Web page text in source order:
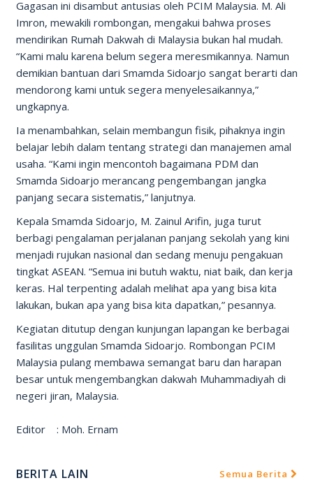
Gagasan ini disambut antusias oleh PCIM Malaysia. M. Ali
Imron, mewakili rombongan, mengakui bahwa proses
mendirikan Rumah Dakwah di Malaysia bukan hal mudah.
“Kami malu karena belum segera meresmikannya. Namun
demikian bantuan dari Smamda Sidoarjo sangat berarti dan
mendorong kami untuk segera menyelesaikannya,”
ungkapnya.
Ia menambahkan, selain membangun fisik, pihaknya ingin
belajar lebih dalam tentang strategi dan manajemen amal
usaha. “Kami ingin mencontoh bagaimana PDM dan
Smamda Sidoarjo merancang pengembangan jangka
panjang secara sistematis,” lanjutnya.
Kepala Smamda Sidoarjo, M. Zainul Arifin, juga turut
berbagi pengalaman perjalanan panjang sekolah yang kini
menjadi rujukan nasional dan sedang menuju pengakuan
tingkat ASEAN. “Semua ini butuh waktu, niat baik, dan kerja
keras. Hal terpenting adalah melihat apa yang bisa kita
lakukan, bukan apa yang bisa kita dapatkan,” pesannya.
Kegiatan ditutup dengan kunjungan lapangan ke berbagai
fasilitas unggulan Smamda Sidoarjo. Rombongan PCIM
Malaysia pulang membawa semangat baru dan harapan
besar untuk mengembangkan dakwah Muhammadiyah di
negeri jiran, Malaysia.
Editor : Moh. Ernam
BERITA LAIN Semua Berita